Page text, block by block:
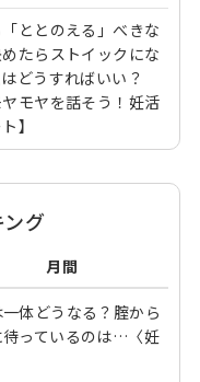
ととのえる」べきな
たらストイックにな
どうすればいい？
ヤモヤを話そう！妊活
】
グ
月間
体どうなる？腟から
っているのは…〈妊